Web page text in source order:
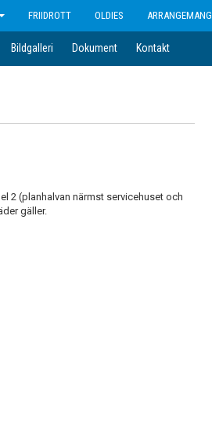
FRIIDROTT OLDIES ARRANGEMANG
Bildgalleri Dokument Kontakt
2 (planhalvan närmst servicehuset och
gäller.